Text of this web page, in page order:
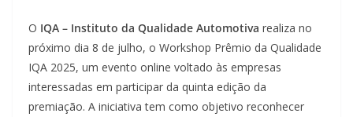
O IQA – Instituto da Qualidade Automotiva realiza no
próximo dia 8 de julho, o Workshop Prêmio da Qualidade
IQA 2025, um evento online voltado às empresas
interessadas em participar da quinta edição da
premiação. A iniciativa tem como objetivo reconhecer